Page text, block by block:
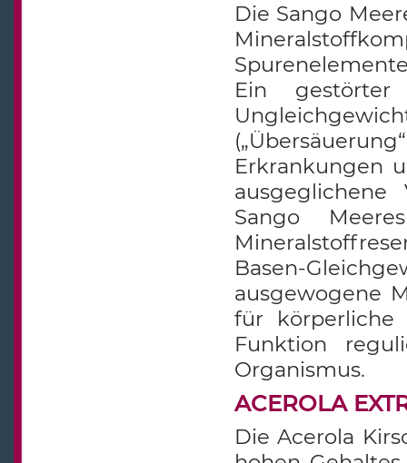
Die Sango
Ein gestörter
Erkrankungen
Sango
Basen-
ausgewogene
für körperliche
Funktion
Organismus.
ACEROLA
Die Acerola